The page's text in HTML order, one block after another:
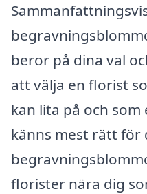
beror på dina val
att välja en florist
kan lita på och
känns mest rätt för
florister nära dig